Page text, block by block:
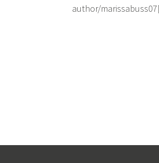
author/